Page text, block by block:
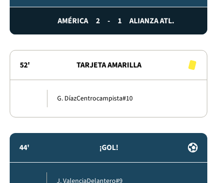
AMÉRICA 2 - 1 ALIANZA ATL.
52' TARJETA AMARILLA
G. DíazCentrocampista#10
44' ¡GOL!
J. ValenciaDelantero#9